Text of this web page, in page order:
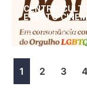
CENTRO
EVENTO
25/06/2026
1 2 3 4